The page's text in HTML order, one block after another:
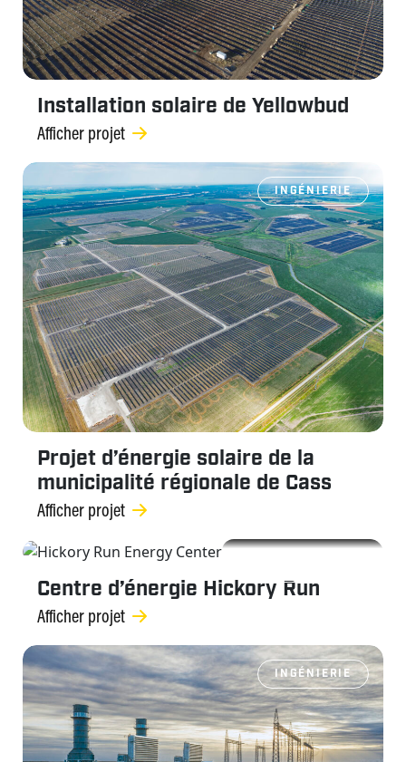
Installation solaire de Yellowbud
Afficher projet
INGÉNIERIE
Projet d’énergie solaire de la
municipalité régionale de Cass
Afficher projet
Centre d’énergie Hickory Run
Afficher projet
INGÉNIERIE